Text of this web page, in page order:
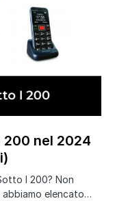
nel 2024
I 200? Non
elencato…